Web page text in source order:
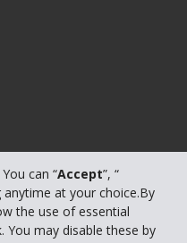
can “Accept”, “
at your choice.By
the use of essential
may disable these by